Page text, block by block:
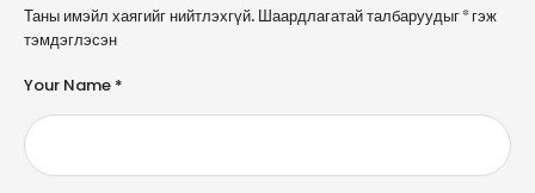
Таны имэйл хаягийг нийтлэхгүй. Шаардлагатай талбаруудыг*гэж
тэмдэглэсэн
Your Name *
A
l
e
n
a
ti